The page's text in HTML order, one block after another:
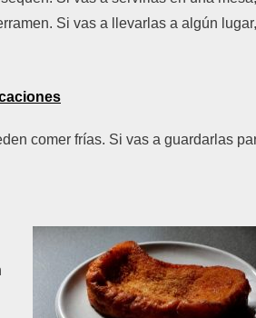
Si vas a llevarlas a algún
comer frías. Si vas a guardarlas